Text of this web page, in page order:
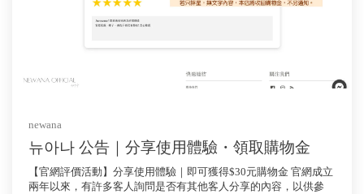
newana
뉴아나 公告｜分享使用體驗・領取購物金
【官網評價活動】分享使用體驗｜即可獲得$30元購物金 官網成立
兩年以來，有許多客人詢問是否有其他客人分享的內容，以供參